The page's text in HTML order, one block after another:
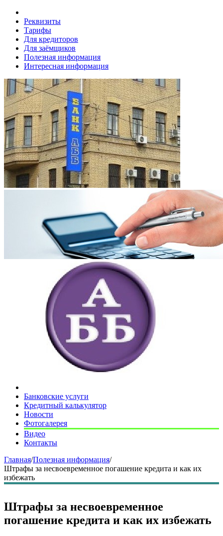
Реквизиты
Тарифы
Для кредиторов
Для заёмщиков
Полезная информация
Интересная информация
Банковские услуги
Кредитный калькулятор
Новости
Фотогалерея
Видео
Контакты
Главная/Полезная информация/
Штрафы за несвоевременное погашение кредита и как их
избежать
Штрафы за несвоевременное
погашение кредита и как их избежать